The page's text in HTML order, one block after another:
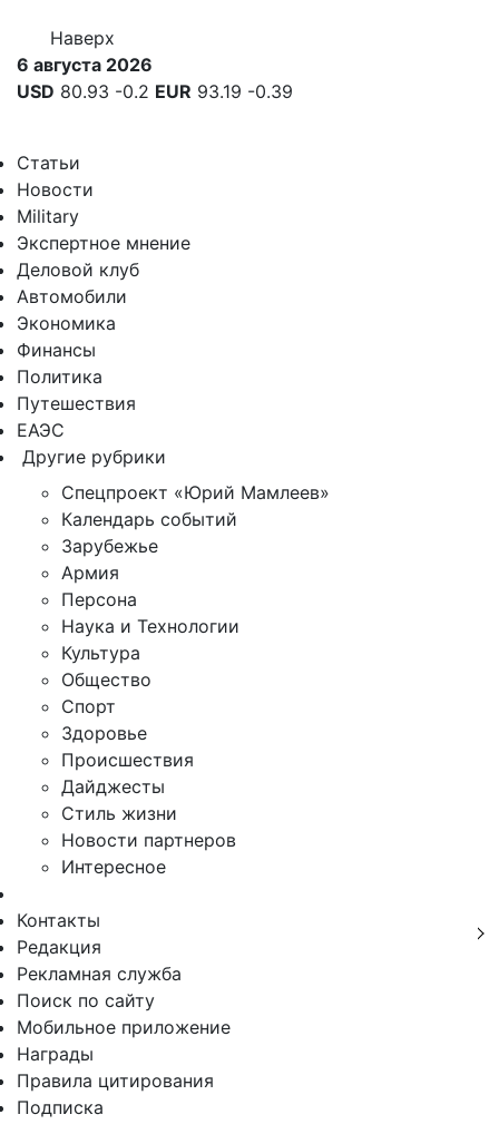
Наверх
6 августа 2026
USD 80.93 -0.2 EUR 93.19 -0.39
Статьи
Новости
Military
Экспертное мнение
Деловой клуб
Автомобили
Экономика
Финансы
Политика
Путешествия
ЕАЭС
Другие рубрики
Спецпроект «Юрий Мамлеев»
Календарь событий
Зарубежье
Армия
Персона
Наука и Технологии
Культура
Общество
Спорт
Здоровье
Происшествия
Дайджесты
Стиль жизни
Новости партнеров
Интересное
Контакты
Редакция
Рекламная служба
Поиск по сайту
Мобильное приложение
Награды
Правила цитирования
Подписка